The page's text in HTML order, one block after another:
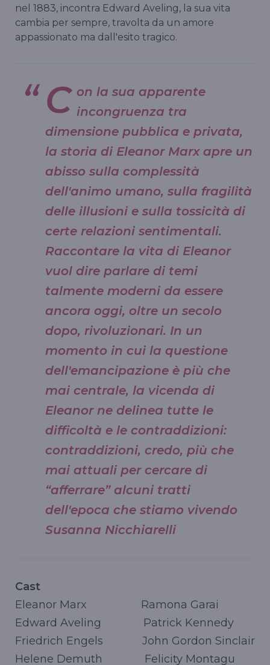
nel 1883, incontra Edward Aveling, la sua vita
cambia per sempre, travolta da un amore
appassionato ma dall'esito tragico.
C on la sua apparente
incongruenza tra
dimensione pubblica e privata,
la storia di Eleanor Marx apre un
abisso sulla complessità
dell'animo umano, sulla fragilità
delle illusioni e sulla tossicità di
certe relazioni sentimentali.
Raccontare la vita di Eleanor
vuol dire parlare di temi
talmente moderni da essere
ancora oggi, oltre un secolo
dopo, rivoluzionari. In un
momento in cui la questione
dell'emancipazione è più che
mai centrale, la vicenda di
Eleanor ne delinea tutte le
difficoltà e le contraddizioni:
contraddizioni, credo, più che
mai attuali per cercare di
“afferrare” alcuni tratti
dell'epoca che stiamo vivendo
Susanna Nicchiarelli
Cast
Eleanor Marx Ramona Garai
Edward Aveling Patrick Kennedy
Friedrich Engels John Gordon Sinclair
Helene Demuth Felicity Montagu